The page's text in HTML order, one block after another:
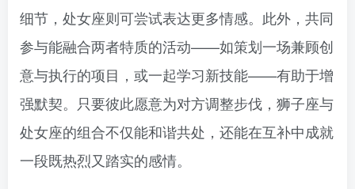
细节，处女座则可尝试表达更多情感。此外，共同
参与能融合两者特质的活动——如策划一场兼顾创
意与执行的项目，或一起学习新技能——有助于增
强默契。只要彼此愿意为对方调整步伐，狮子座与
处女座的组合不仅能和谐共处，还能在互补中成就
一段既热烈又踏实的感情。